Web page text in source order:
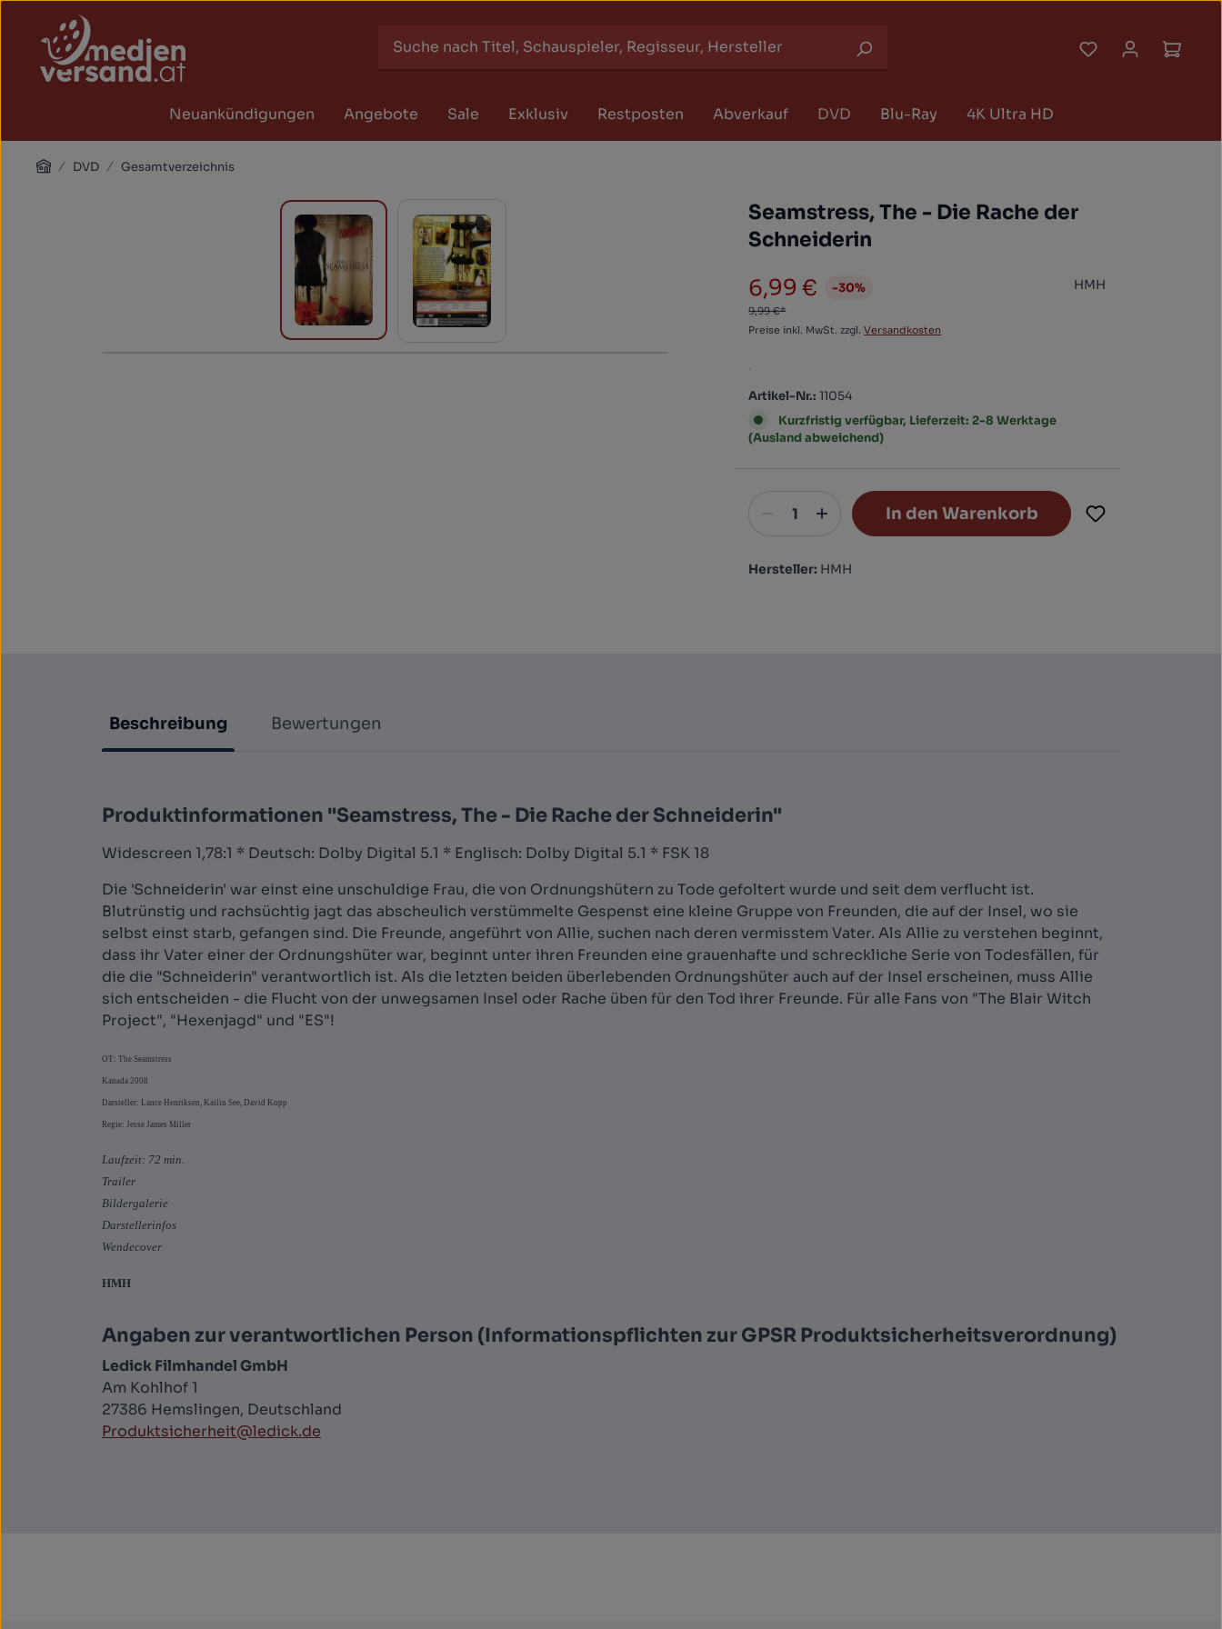
Zum Hauptinhalt springen
Zur Suche springen
Zur Hauptnavigation springen
Du hast 0
Neuankündigungen Angebote Sale Exklusiv Restposten Abverkauf DVD Blu-Ray 4K Ultra HD
HomeDVD Gesamtverzeichnis
Bildergalerie überspringen
Seamstress, The - Die Rache der
Schneiderin
Verkaufspreis:
6,99 € -30%
9,99 €*
Preise inkl. MwSt. zzgl.Versandkosten
.
HMH
Artikel-Nr.:11054
Kurzfristig verfügbar, Lieferzeit: 2-8 Werktage
(Ausland abweichend)
In den Warenkorb
Hersteller: HMH
Beschreibung Bewertungen
Produktinformationen "Seamstress, The - Die Rache der Schneiderin"
Widescreen 1,78:1 * Deutsch: Dolby Digital 5.1 * Englisch: Dolby Digital 5.1 * FSK 18
Die 'Schneiderin' war einst eine unschuldige Frau, die von Ordnungshütern zu Tode gefoltert wurde und seit dem verflucht ist.
Blutrünstig und rachsüchtig jagt das abscheulich verstümmelte Gespenst eine kleine Gruppe von Freunden, die auf der Insel, wo sie
selbst einst starb, gefangen sind. Die Freunde, angeführt von Allie, suchen nach deren vermisstem Vater. Als Allie zu verstehen beginnt,
dass ihr Vater einer der Ordnungshüter war, beginnt unter ihren Freunden eine grauenhafte und schreckliche Serie von Todesfällen, für
die die "Schneiderin" verantwortlich ist. Als die letzten beiden überlebenden Ordnungshüter auch auf der Insel erscheinen, muss Allie
sich entscheiden - die Flucht von der unwegsamen Insel oder Rache üben für den Tod ihrer Freunde. Für alle Fans von "The Blair Witch
Project", "Hexenjagd" und "ES"!
OT: The Seamstress
Kanada 2008
Darsteller: Lance Henriksen, Kailin See, David Kopp
Regie: Jesse James Miller
Laufzeit: 72 min.
Trailer
Bildergalerie
Darstellerinfos
Wendecover
HMH
Angaben zur verantwortlichen Person (Informationspflichten zur GPSR Produktsicherheitsverordnung)
Ledick Filmhandel GmbH
Am Kohlhof 1
27386 Hemslingen, Deutschland
Produktsicherheit@ledick.de